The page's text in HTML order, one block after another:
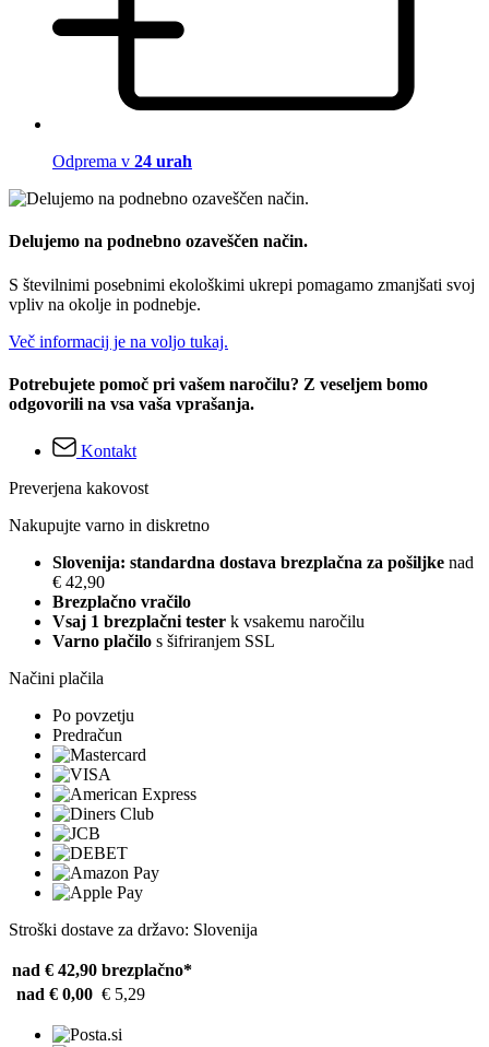
Odprema v 24 urah
Delujemo na podnebno ozaveščen način.
S številnimi posebnimi ekološkimi ukrepi pomagamo zmanjšati svoj
vpliv na okolje in podnebje.
Več informacij je na voljo tukaj.
Potrebujete pomoč pri vašem naročilu? Z veseljem bomo
odgovorili na vsa vaša vprašanja.
Kontakt
Preverjena kakovost
Nakupujte varno in diskretno
Slovenija: standardna dostava brezplačna za pošiljke nad
€ 42,90
Brezplačno vračilo
Vsaj 1 brezplačni tester k vsakemu naročilu
Varno plačilo s šifriranjem SSL
Načini plačila
Po povzetju
Predračun
Stroški dostave za državo: Slovenija
nad € 42,90 brezplačno*
nad € 0,00 € 5,29